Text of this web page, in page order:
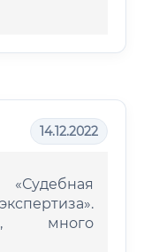
14.12.2022
много